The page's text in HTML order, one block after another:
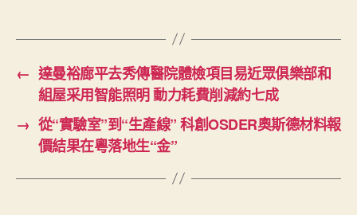
← 達曼裕廊平去秀傳醫院體檢項目易近眾俱樂部和
組屋采用智能照明 動力耗費削減約七成
→ 從“實驗室”到“生產線” 科創OSDER奧斯德材料報
價結果在粵落地生“金”